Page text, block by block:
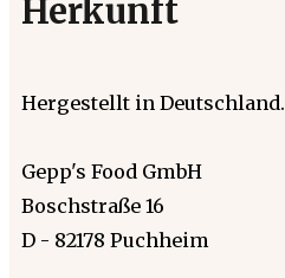
Herkunft
Hergestellt in Deutschland.
Gepp's Food GmbH
Boschstraße 16
D - 82178 Puchheim